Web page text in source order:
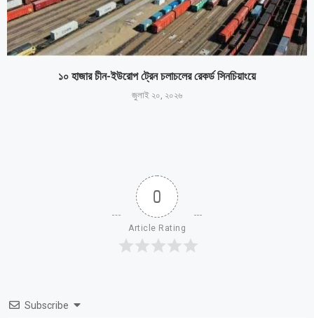
১০ হাজার চীন-ইউরোপ ট্রেন চলাচলের রেকর্ড সিনচিয়াংয়ে
জুলাই ২০, ২০২৬
0
Article Rating
Subscribe